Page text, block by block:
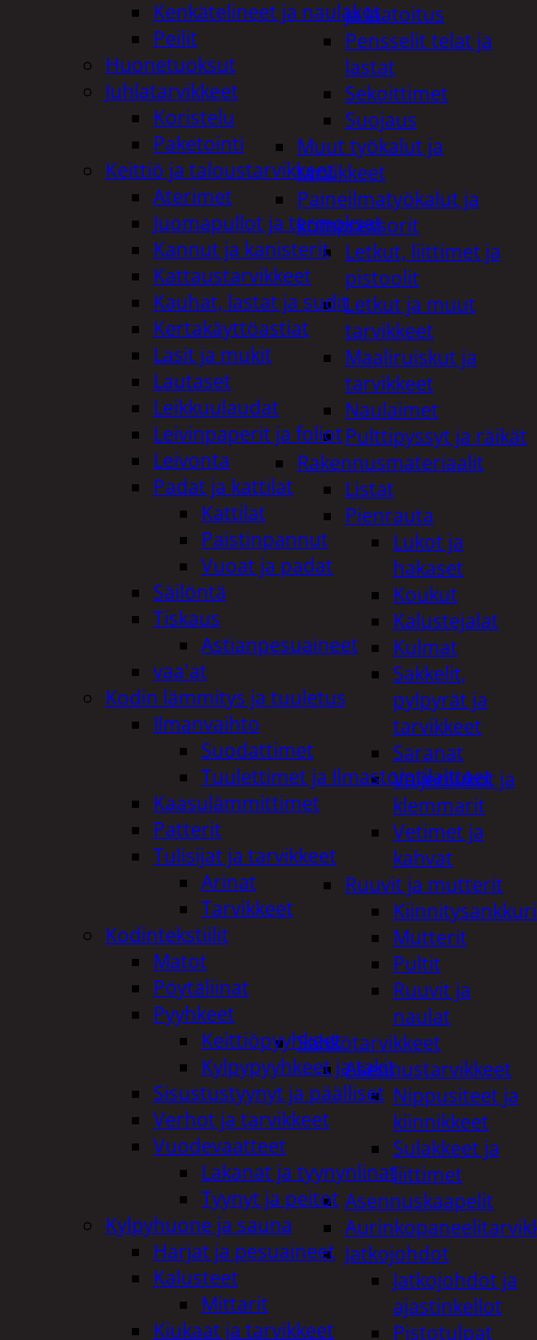
ja laatoitus
Pensselit telat ja
lastat
Sekoittimet
Suojaus
Muut työkalut ja
tarvikkeet
Paineilmatyökalut ja
kompressorit
Letkut, liittimet ja
pistoolit
Letkut ja muut
tarvikkeet
Maaliruiskut ja
tarvikkeet
Naulaimet
Pulttipyssyt ja räikät
Rakennusmateriaalit
Listat
Pienrauta
Lukot ja
hakaset
Koukut
Kalustejalat
Kulmat
Sakkelit,
pylpyrät ja
tarvikkeet
Saranat
Vaijerilukot ja
klemmarit
Vetimet ja
kahvat
Ruuvit ja mutterit
Mutterit
Pultit
Ruuvit ja
naulat
Sähkötarvikkeet
Asennustarvikkeet
Nippusiteet ja
kiinnikkeet
Sulakkeet ja
liittimet
Asennuskaapelit
Jatkojohdot
Jatkojohdot ja
ajastinkellot
Pistotulpat
Kenkätelineet ja naulakot
Peilit
Huonetuoksut
Juhlatarvikkeet
Koristelu
Paketointi
Keittiö ja taloustarvikkeet
Aterimet
Juomapullot ja termokset
Kannut ja kanisterit
Kattaustarvikkeet
Kauhat, lastat ja sudit
Kertakäyttöastiat
Lasit ja mukit
Lautaset
Leikkuulaudat
Leivinpaperit ja foliot
Leivonta
Padat ja kattilat
Kattilat
Paistinpannut
Vuoat ja padat
Säilöntä
Tiskaus
Astianpesuaineet
vaa'at
Kodin lämmitys ja tuuletus
Ilmanvaihto
Suodattimet
Tuulettimet ja Ilmastointilaitteet
Kaasulämmittimet
Patterit
Tulisijat ja tarvikkeet
Arinat
Tarvikkeet
Kodintekstiilit
Matot
Pöytäliinat
Pyyhkeet
Keittiöpyyhkeet
Kylpypyyhkeet ja takit
Sisustustyynyt ja päälliset
Verhot ja tarvikkeet
Vuodevaatteet
Lakanat ja tyynynlinat
Tyynyt ja peitot
Kylpyhuone ja sauna
Harjat ja pesuaineet
Kalusteet
Mittarit
Kiukaat ja tarvikkeet